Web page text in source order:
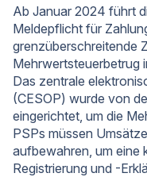
Ab Januar 2024 führt
Meldepflicht für
grenzüberschreitende
Mehrwertsteuerbetrug
Das zentrale
(CESOP) wurde von
eingerichtet, um die
PSPs müssen
aufbewahren, um eine
Registrierung und -